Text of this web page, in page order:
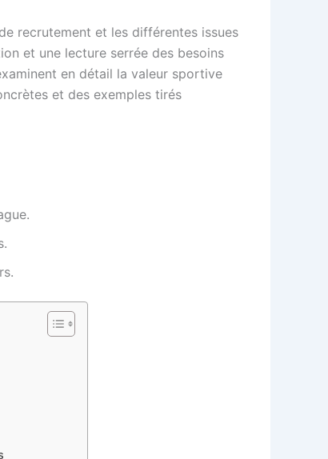
recrutement et les différentes issues
et une lecture serrée des besoins
en détail la valeur sportive
et des exemples tirés